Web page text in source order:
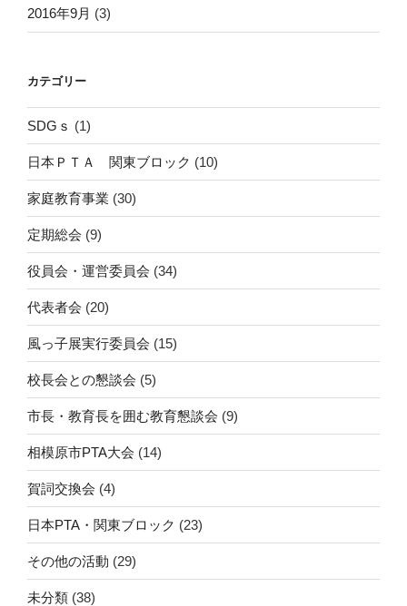
2016年9月 (3)
カテゴリー
SDGｓ (1)
日本ＰＴＡ 関東ブロック (10)
家庭教育事業 (30)
定期総会 (9)
役員会・運営委員会 (34)
代表者会 (20)
風っ子展実行委員会 (15)
校長会との懇談会 (5)
市長・教育長を囲む教育懇談会 (9)
相模原市PTA大会 (14)
賀詞交換会 (4)
日本PTA・関東ブロック (23)
その他の活動 (29)
未分類 (38)